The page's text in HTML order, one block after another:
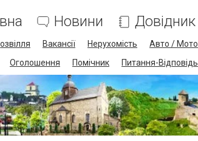
Новини Довідник
Вакансії Нерухомість Авто / Мото
Оголошення Помічник Питання-Відповідь